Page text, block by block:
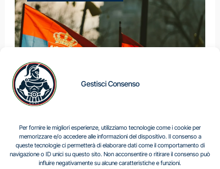
Gestisci Consenso
Per fornire le migliori esperienze, utilizziamo tecnologie come i cookie per
memorizzare e/o accedere alle informazioni del dispositivo. Il consenso a
queste tecnologie ci permetterà di elaborare dati come il comportamento di
navigazione o ID unici su questo sito. Non acconsentire o ritirare il consenso può
influire negativamente su alcune caratteristiche e funzioni.
Centro Analisi e Studi Italus © Tutti i diritti riservati